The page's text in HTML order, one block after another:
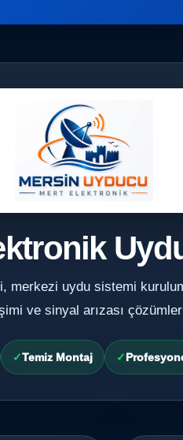
merkezi uydu sistemi
ve sinyal arızası
Temiz Montaj